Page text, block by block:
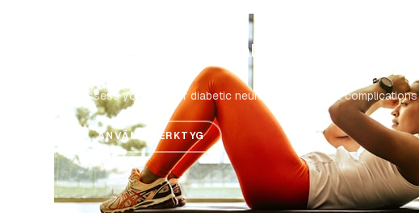
Diabetic Foot Risk Calculator
Assess your risk for diabetic neuropathy and foot complications
ANVÄND VERKTYG